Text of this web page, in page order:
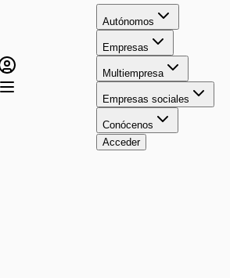
Autónomos
Empresas
Multiempresa
Empresas sociales
Conócenos
Acceder